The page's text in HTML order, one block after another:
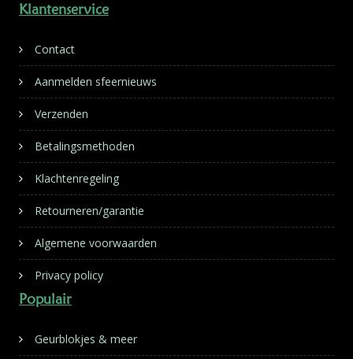
Klantenservice
Contact
Aanmelden sfeernieuws
Verzenden
Betalingsmethoden
Klachtenregeling
Retourneren/garantie
Algemene voorwaarden
Privacy policy
Populair
Geurblokjes & meer